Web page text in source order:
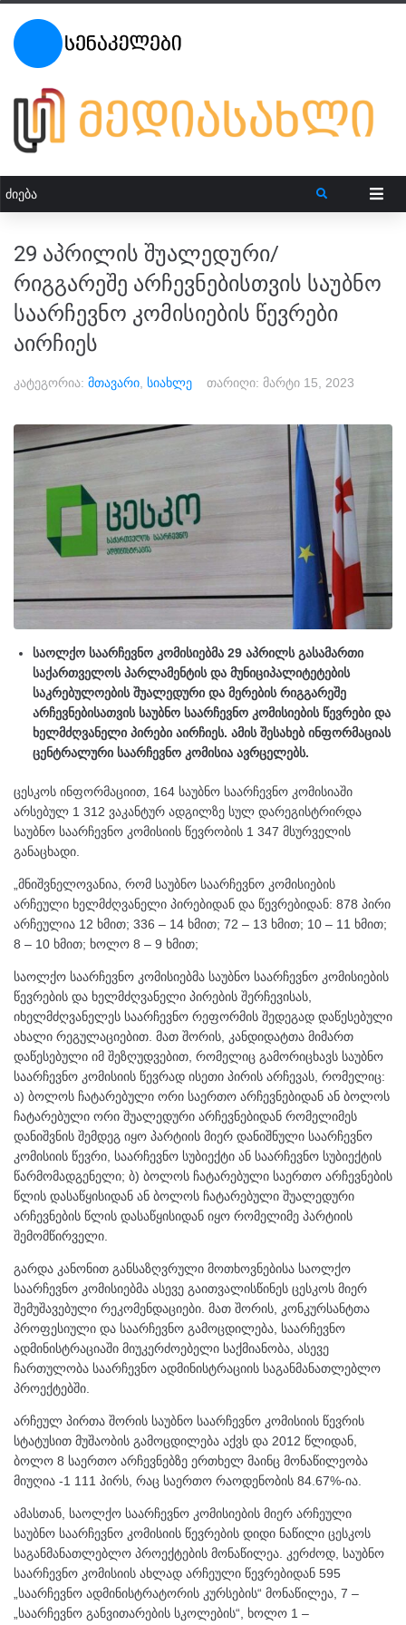
29 აპრილის შუალედური/
რიგგარეშე არჩევნებისთვის საუბნო
საარჩევნო კომისიების წევრები
აირჩიეს
კატეგორია: მთავარი სიახლე თარიღი: მარტი 15, 2023
საოლქო საარჩევნო კომისიებმა 29 აპრილს გასამართი
საქართველოს პარლამენტის და მუნიციპალიტეტების
საკრებულოების შუალედური და მერების რიგგარეშე
არჩევნებისათვის საუბნო საარჩევნო კომისიების წევრები და
ხელმძღვანელი პირები აირჩიეს. ამის შესახებ ინფორმაციას
ცენტრალური საარჩევნო კომისია ავრცელებს.
ცესკოს ინფორმაციით, 164 საუბნო საარჩევნო კომისიაში
არსებულ 1 312 ვაკანტურ ადგილზე სულ დარეგისტრირდა
საუბნო საარჩევნო კომისიის წევრობის 1 347 მსურველის
განაცხადი.
„მნიშვნელოვანია, რომ საუბნო საარჩევნო კომისიების
არჩეული ხელმძღვანელი პირებიდან და წევრებიდან: 878 პირი
არჩეულია 12 ხმით; 336 – 14 ხმით; 72 – 13 ხმით; 10 – 11 ხმით;
8 – 10 ხმით; ხოლო 8 – 9 ხმით;
საოლქო საარჩევნო კომისიებმა საუბნო საარჩევნო კომისიების
წევრების და ხელმძღვანელი პირების შერჩევისას,
იხელმძღვანელეს საარჩევნო რეფორმის შედეგად დაწესებული
ახალი რეგულაციებით. მათ შორის, კანდიდატთა მიმართ
დაწესებული იმ შეზღუდვებით, რომელიც გამორიცხავს საუბნო
საარჩევნო კომისიის წევრად ისეთი პირის არჩევას, რომელიც:
ა) ბოლოს ჩატარებული ორი საერთო არჩევნებიდან ან ბოლოს
ჩატარებული ორი შუალედური არჩევნებიდან რომელიმეს
დანიშვნის შემდეგ იყო პარტიის მიერ დანიშნული საარჩევნო
კომისიის წევრი, საარჩევნო სუბიექტი ან საარჩევნო სუბიექტის
წარმომადგენელი; ბ) ბოლოს ჩატარებული საერთო არჩევნების
წლის დასაწყისიდან ან ბოლოს ჩატარებული შუალედური
არჩევნების წლის დასაწყისიდან იყო რომელიმე პარტიის
შემომწირველი.
გარდა კანონით განსაზღვრული მოთხოვნებისა საოლქო
საარჩევნო კომისიებმა ასევე გაითვალისწინეს ცესკოს მიერ
შემუშავებული რეკომენდაციები. მათ შორის, კონკურსანტთა
პროფესიული და საარჩევნო გამოცდილება, საარჩევნო
ადმინისტრაციაში მიუკერძოებელი საქმიანობა, ასევე
ჩართულობა საარჩევნო ადმინისტრაციის საგანმანათლებლო
პროექტებში.
არჩეულ პირთა შორის საუბნო საარჩევნო კომისიის წევრის
სტატუსით მუშაობის გამოცდილება აქვს და 2012 წლიდან,
ბოლო 8 საერთო არჩევნებზე ერთხელ მაინც მონაწილეობა
მიუღია -1 111 პირს, რაც საერთო რაოდენობის 84.67%-ია.
ამასთან, საოლქო საარჩევნო კომისიების მიერ არჩეული
საუბნო საარჩევნო კომისიის წევრების დიდი ნაწილი ცესკოს
საგანმანათლებლო პროექტების მონაწილეა. კერძოდ, საუბნო
საარჩევნო კომისიის ახლად არჩეული წევრებიდან 595
„საარჩევნო ადმინისტრატორის კურსების“ მონაწილეა, 7 –
„საარჩევნო განვითარების სკოლების“, ხოლო 1 –